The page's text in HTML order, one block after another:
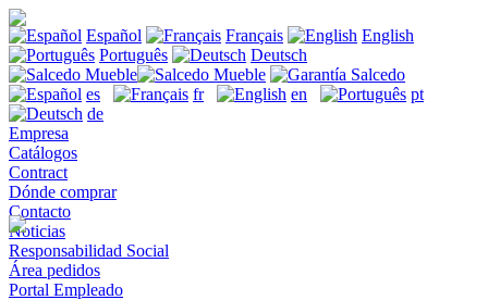
Español Français
English
Português
Deutsch
es fr en
pt
de
Empresa
Catálogos
Contract
Dónde comprar
Contacto
Noticias
Responsabilidad Social
Área pedidos
Portal Empleado